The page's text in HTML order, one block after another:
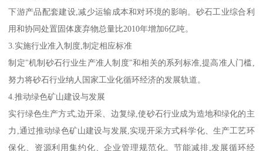
下游产品配套建设,减少运输成本和对环境的影响。砂石工业综合利
用和协同处置固体废弃物总量比2010年增加6亿吨。
3.实施行业准入制度,制定相应标准
制定"机制砂石行业生产准人制度"和相关的系列标准,提高准人门槛,
努力将砂石行业纳人国家工业化循环经济的发展轨道。
4.推动绿色矿山建设与发展
实行绿色生产方式,边开采、边复绿,使砂石行业成为造地和绿化的主
力,通过推动绿色矿山建设与发展,实现开采方式科学化、生产工艺环
保化、资源利用集约化、企业管理规范化。节能减排,发展循环经